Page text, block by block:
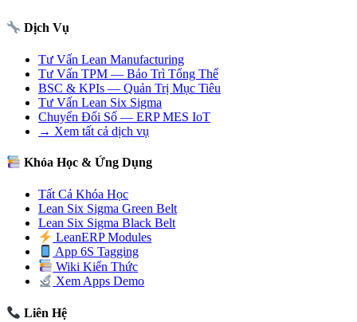
Dịch Vụ
Tư Vấn Lean Manufacturing
Tư Vấn TPM — Bảo Trì Tổng Thể
BSC & KPIs — Quản Trị Mục Tiêu
Tư Vấn Lean Six Sigma
Chuyển Đổi Số — ERP MES IoT
→ Xem tất cả dịch vụ
Khóa Học & Ứng Dụng
Tất Cả Khóa Học
Lean Six Sigma Green Belt
Lean Six Sigma Black Belt
LeanERP Modules
App 6S Tagging
Wiki Kiến Thức
Xem Apps Demo
Liên Hệ